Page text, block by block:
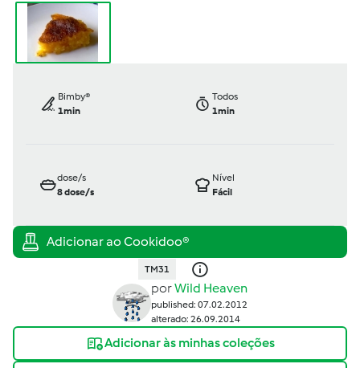
Bimby®
1min
Todos
1min
dose/s
8dose/s
Nível
Fácil
TM31
porWild Heaven
published: 07.02.2012
alterado: 26.09.2014
Adicionar às minhas coleções